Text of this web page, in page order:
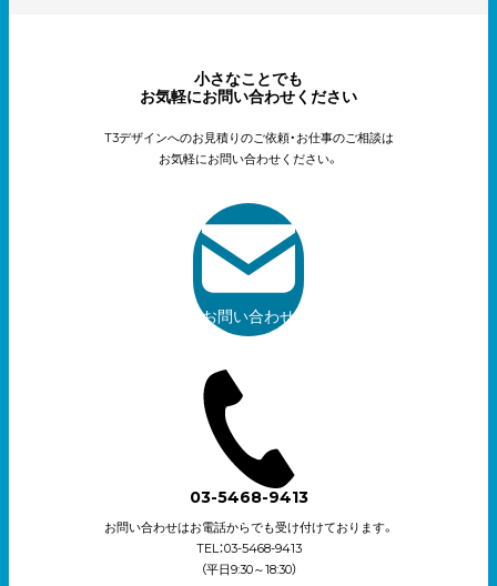
小さなことでも
お気軽にお問い合わせください
T3デザインへのお見積りのご依頼・お仕事のご相談は
お気軽にお問い合わせください。
お問い合わせ
03-5468-9413
お問い合わせはお電話からでも受け付けております。
TEL：03-5468-9413
（平日9:30～18:30）